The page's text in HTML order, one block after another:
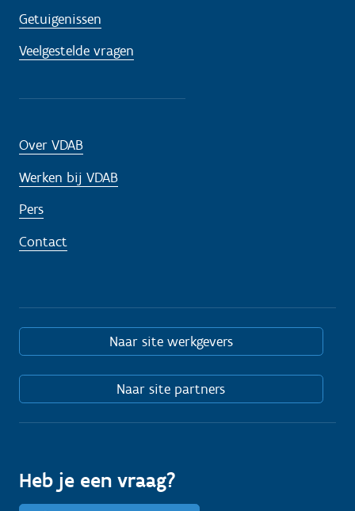
Getuigenissen
Veelgestelde vragen
Over VDAB
Werken bij VDAB
Pers
Contact
Naar site werkgevers
Naar site partners
Heb je een vraag?